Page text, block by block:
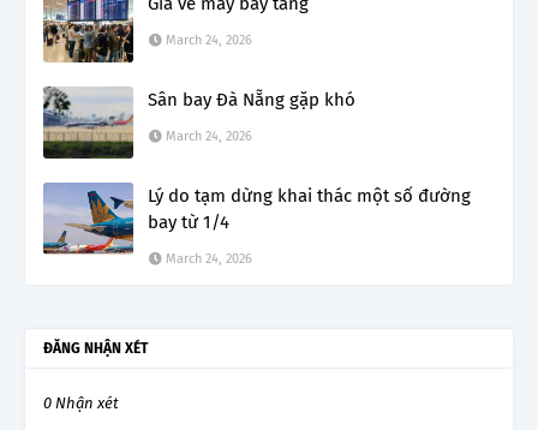
March 24, 2026
Sân bay Đà Nẵng gặp khó
March 24, 2026
Lý do tạm dừng khai thác một số đường
bay từ 1/4
March 24, 2026
ĐĂNG NHẬN XÉT
0 Nhận xét